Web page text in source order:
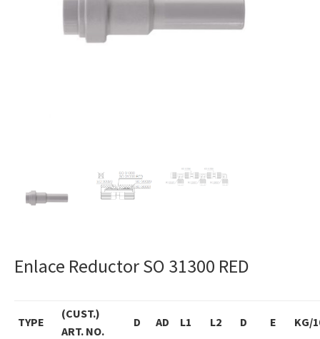
Enlace Reductor SO 31300 RED
TYPE
(CUST.)
ART. NO.
D AD L1 L2 D E KG/